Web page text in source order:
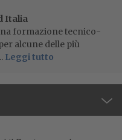
Italia
formazione tecnico-
alcune delle più
Leggi tutto